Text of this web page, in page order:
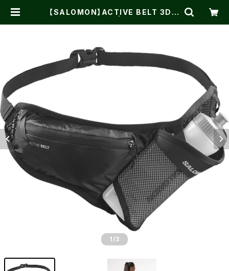
【SALOMON】ACTIVE BELT 3D B
1 /3